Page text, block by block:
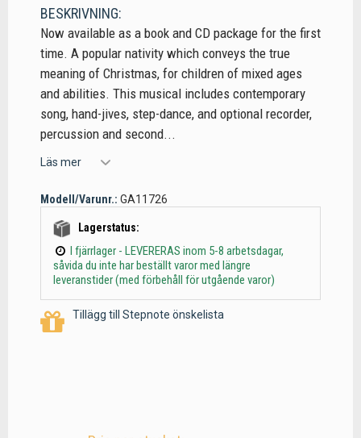
BESKRIVNING:
Now available as a book and CD package for the first
time. A popular nativity which conveys the true
meaning of Christmas, for children of mixed ages
and abilities. This musical includes contemporary
song, hand-jives, step-dance, and optional recorder,
percussion and second...
Läs mer
Modell/Varunr.: GA11726
Lagerstatus:
I fjärrlager - LEVERERAS inom 5-8 arbetsdagar,
såvida du inte har beställt varor med längre
leveranstider (med förbehåll för utgående varor)
Tillägg till Stepnote önskelista